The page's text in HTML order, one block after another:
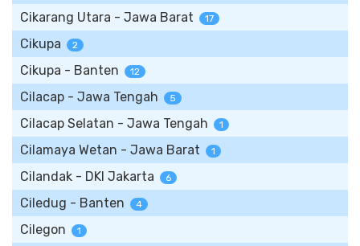
Cikarang Utara - Jawa Barat 17
Cikupa 2
Cikupa - Banten 12
Cilacap - Jawa Tengah 5
Cilacap Selatan - Jawa Tengah 1
Cilamaya Wetan - Jawa Barat 1
Cilandak - DKI Jakarta 6
Ciledug - Banten 4
Cilegon 1